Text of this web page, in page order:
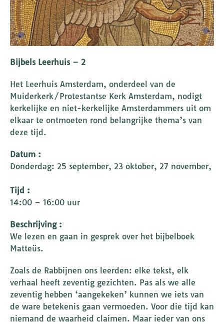
Bijbels Leerhuis – 2
Het Leerhuis Amsterdam, onderdeel van de
Muiderkerk/Protestantse Kerk Amsterdam, nodigt
kerkelijke en niet-kerkelijke Amsterdammers uit om
elkaar te ontmoeten rond belangrijke thema’s van
deze tijd.
Datum :
Donderdag: 25 september, 23 oktober, 27 november,
Tijd :
14:00 – 16:00 uur
Beschrijving :
We lezen en gaan in gesprek over het bijbelboek
Matteüs.
Zoals de Rabbijnen ons leerden: elke tekst, elk
verhaal heeft zeventig gezichten. Pas als we alle
zeventig hebben ‘aangekeken’ kunnen we iets van
de ware betekenis gaan vermoeden. Voor die tijd kan
niemand de waarheid claimen. Maar ieder van ons